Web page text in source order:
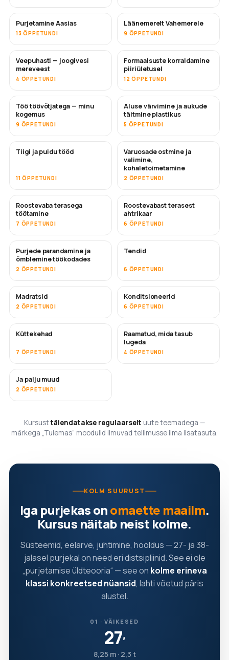
TULEMAS
Purjetamine Aasias
13 ÕPPETUNDI
TULEMAS
Läänemerelt Vahemerele
9 ÕPPETUNDI
TULEMAS
Veepuhasti — joogivesi
mereveest
4 ÕPPETUNDI
Formaalsuste korraldamine
piiriületusel
12 ÕPPETUNDI
TULEMAS
Töö töövõtjatega — minu
kogemus
9 ÕPPETUNDI
TULEMAS
Aluse värvimine ja aukude
täitmine plastikus
5 ÕPPETUNDI
Tiigi ja puidu tööd
11 ÕPPETUNDI
TULEMAS
Varuosade ostmine ja
valimine,
kohaletoimetamine
2 ÕPPETUNDI
TULEMAS
Roostevaba terasega
töötamine
7 ÕPPETUNDI
Roostevabast terasest
ahtrikaar
6 ÕPPETUNDI
TULEMAS
Purjede parandamine ja
õmblemine töökodades
2 ÕPPETUNDI
Tendid
6 ÕPPETUNDI
Madratsid
2 ÕPPETUNDI
TULEMAS
Konditsioneerid
6 ÕPPETUNDI
TULEMAS
Küttekehad
7 ÕPPETUNDI
TULEMAS
Raamatud, mida tasub
lugeda
4 ÕPPETUNDI
TULEMAS
Ja palju muud
2 ÕPPETUNDI
Kursusttäiendatakse regulaarselt uute teemadega —
märkega „Tulemas“ moodulid ilmuvad tellimusse ilma lisatasuta.
KOLM SUURUST
Iga purjekas onomaette maailm.
Kursus näitab neist kolme.
Süsteemid, eelarve, juhtimine, hooldus — 27- ja 38-
jalasel purjekal on need eri distsipliinid. See ei ole
„purjetamise üldteooria“ — see on kolme erineva
klassi konkreetsed nüansid, lahti võetud päris
alustel.
01 · VÄIKESED
27′
8,25 m · 2,3 t